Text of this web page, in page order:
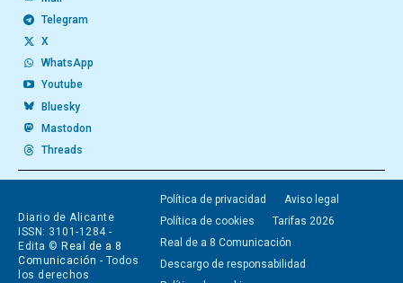
Telegram
X
WhatsApp
Youtube
Bluesky
Mastodon
Threads
Diario de Alicante
ISSN: 3101-1284 -
Edita © Real de a 8
Comunicación - Todos
los derechos
Política de privacidad
Aviso legal
Política de cookies
Tarifas 2026
Real de a 8 Comunicación
Descargo de responsabilidad